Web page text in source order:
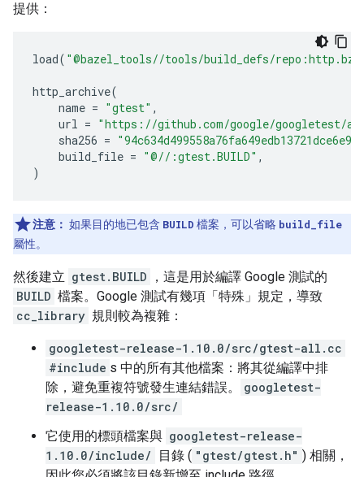
提供：
load( "@bazel_tools//tools/build_defs/
http_archive(
name = "gtest" ,
url = "https://github.com/google/googletest/
sha256 =
build_file = "@//:gtest.BUILD" ,
)
注意： 如果目的地已包含 BUILD 檔案，可以省略 build_file
屬性。
然後建立 gtest.BUILD
，這是用於編譯 Google 測試的
BUILD 檔案。Google 測試有幾項「特殊」規定，導致
cc_library 規則較為複雜：
googletest-release-1.10.0/src/gtest-all.cc
#include s 中的所有其他檔案：將其從編譯中排
除，避免重複符號發生連結錯誤。
googletest-
release-1.10.0/src/
它使用的標頭檔案與 googletest-release-
1.10.0/include/
目錄 ( "gtest/gtest.h" ) 相關，